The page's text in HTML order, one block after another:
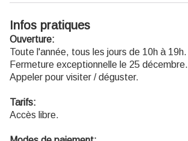
Infos pratiques
Ouverture:
Toute l'année, tous les jours de 10h à 19h.
Fermeture exceptionnelle le 25 décembre.
Appeler pour visiter / déguster.
Tarifs:
Accès libre.